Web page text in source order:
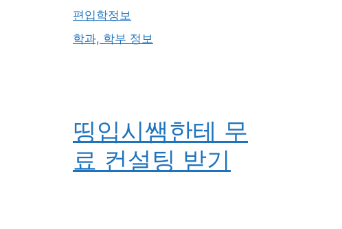
편입학정보
학과, 학부 정보
띵입시쌤한테 무
료 컨설팅 받기